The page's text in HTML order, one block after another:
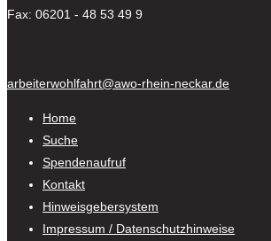
Fax: 06201 - 48 53 49 9
arbeiterwohlfahrt@awo-rhein-neckar.de
Home
Suche
Spendenaufruf
Kontakt
Hinweisgebersystem
Impressum / Datenschutzhinweise